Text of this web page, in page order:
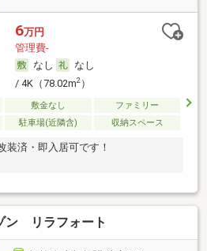
6万円
管理費-
なし
なし
/ 4K（78.02m2）
敷金なし
ファミリー
駐車場(近隣含) 収納スペース
装済・即入居可です！
ン リラフォート